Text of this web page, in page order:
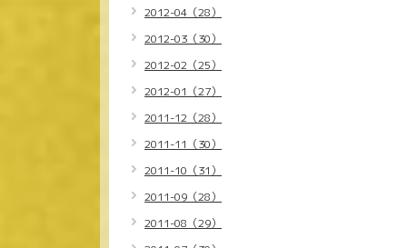
2012-04（28）
2012-03（30）
2012-02（25）
2012-01（27）
2011-12（28）
2011-11（30）
2011-10（31）
2011-09（28）
2011-08（29）